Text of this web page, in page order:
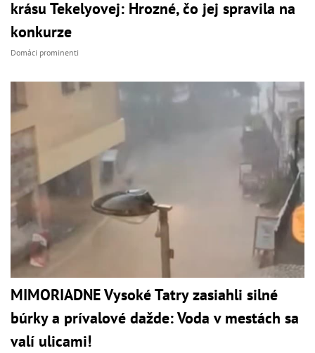
krásu Tekelyovej: Hrozné, čo jej spravila na
konkurze
Domáci prominenti
MIMORIADNE Vysoké Tatry zasiahli silné
búrky a prívalové dažde: Voda v mestách sa
valí ulicami!